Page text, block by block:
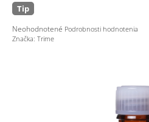
Tip
Priemerné
hodnotenie
Neohodnotené Podrobnosti hodnotenia
Značka: Trime